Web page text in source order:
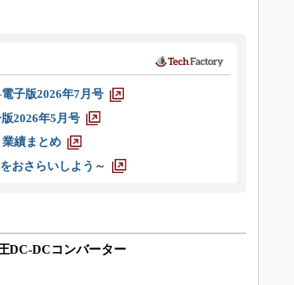
子版2026年7月号
2026年5月号
績まとめ
おさらいしよう～
DC-DCコンバーター